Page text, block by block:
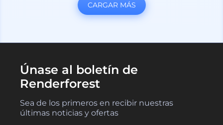
CARGAR MÁS
Únase al boletín de
Renderforest
Sea de los primeros en recibir nuestras
últimas noticias y ofertas